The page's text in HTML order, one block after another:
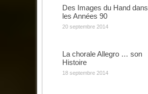
Des Images du Hand dans
les Années 90
20 septembre 2014
La chorale Allegro … son
Histoire
18 septembre 2014